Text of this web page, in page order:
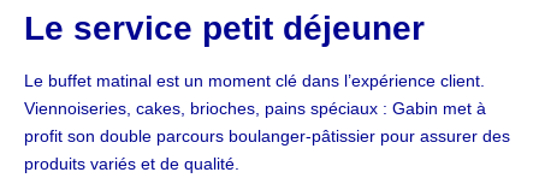
Le service petit déjeuner
Le buffet matinal est un moment clé dans l’expérience client.
Viennoiseries, cakes, brioches, pains spéciaux : Gabin met à
profit son double parcours boulanger-pâtissier pour assurer des
produits variés et de qualité.